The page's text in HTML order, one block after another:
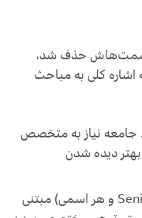
قسمت‌هاش حذف شد،
کلی به مباحث
نیاز به متخصص
دیده شدن
متخصص در تعریف جهانیش (یا Senior و هر اسمی) مبتنی